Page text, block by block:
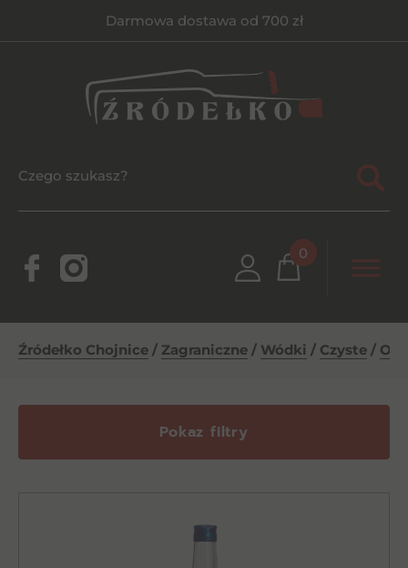
Darmowa dostawa od 700 zł
0
Źródełko Chojnice / Zagraniczne / Wódki / Czyste /
Pokaz filtry